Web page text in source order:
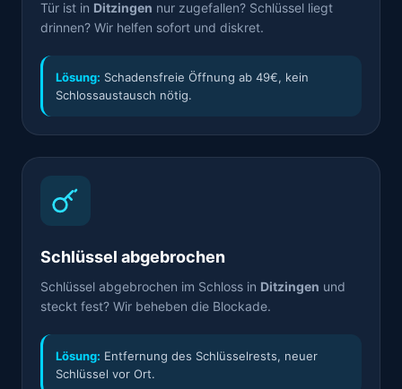
Tür ist in Ditzingen nur zugefallen? Schlüssel liegt
drinnen? Wir helfen sofort und diskret.
Lösung: Schadensfreie Öffnung ab 49€, kein
Schlossaustausch nötig.
Schlüssel abgebrochen
Schlüssel abgebrochen im Schloss in Ditzingen und
steckt fest? Wir beheben die Blockade.
Lösung: Entfernung des Schlüsselrests, neuer
Schlüssel vor Ort.